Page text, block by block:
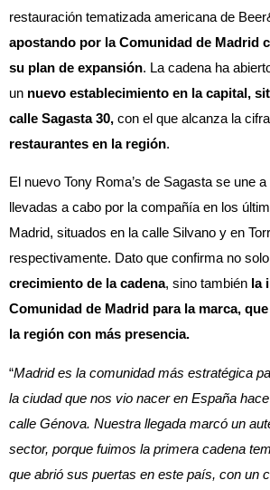
restauración tematizada americana de
apostando por la Comunidad de Madrid
su plan de expansión. La cadena ha
un nuevo establecimiento en la capital,
calle Sagasta 30, con el que alcanza la
restaurantes en la región.
El nuevo Tony Roma’s de Sagasta se une
llevadas a cabo por la compañía en los
Madrid, situados en la calle Silvano y en
respectivamente. Dato que confirma no
crecimiento de la cadena, sino también la
Comunidad de Madrid para la marca,
la región con más presencia.
“Madrid es la comunidad más estratégica
la ciudad que nos vio nacer en España
calle Génova. Nuestra llegada marcó un
sector, porque fuimos la primera cadena
que abrió sus puertas en este país, con un